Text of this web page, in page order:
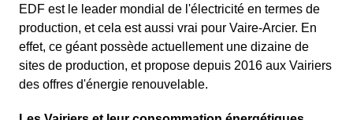
EDF est le leader mondial de l'électricité en termes de
production, et cela est aussi vrai pour Vaire-Arcier. En
effet, ce géant possède actuellement une dizaine de
sites de production, et propose depuis 2016 aux Vairiers
des offres d'énergie renouvelable.